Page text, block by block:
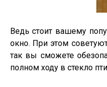
Ведь стоит вашему
окно. При этом
так вы сможете
полном ходу в стекло